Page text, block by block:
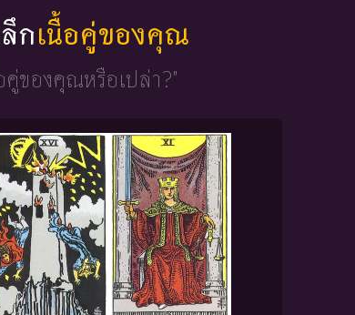
กเนื้อคู่ของคุณ
คู่ของคุณหรือเปล่า?"